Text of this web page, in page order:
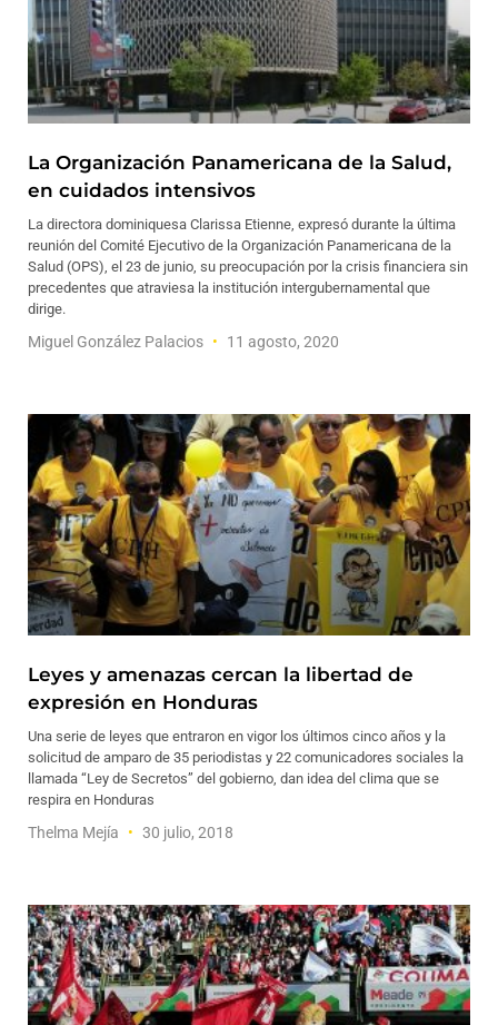
La Organización Panamericana de la Salud,
en cuidados intensivos
La directora dominiquesa Clarissa Etienne, expresó durante la última
reunión del Comité Ejecutivo de la Organización Panamericana de la
Salud (OPS), el 23 de junio, su preocupación por la crisis financiera sin
precedentes que atraviesa la institución intergubernamental que
dirige.
Miguel González Palacios 11 agosto, 2020
Leyes y amenazas cercan la libertad de
expresión en Honduras
Una serie de leyes que entraron en vigor los últimos cinco años y la
solicitud de amparo de 35 periodistas y 22 comunicadores sociales la
llamada “Ley de Secretos” del gobierno, dan idea del clima que se
respira en Honduras
Thelma Mejía 30 julio, 2018